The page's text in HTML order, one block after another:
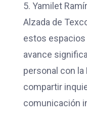
5. Yamilet
Alzada de
estos espacios
avance
personal con la
compartir
comunicación